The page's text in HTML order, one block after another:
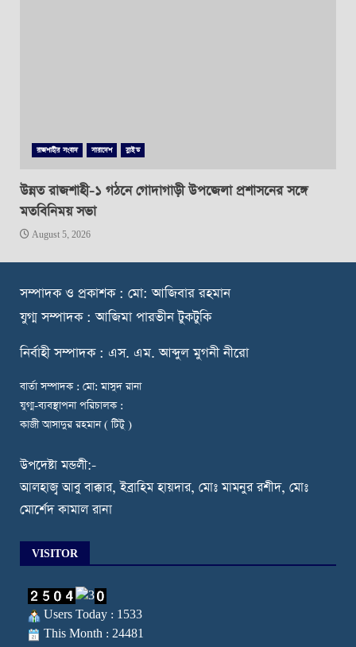
রাজশাহীর সংবাদ সারাদেশ স্লাইড
উন্নত রাজশাহী-১ গঠনে গোদাগাড়ী উপজেলা প্রশাসনের সঙ্গে
মতবিনিময় সভা
August 5, 2026
সম্পাদক ও প্রকাশক : মো: আজিবার রহমান
যুগ্ম সম্পাদক : আজিমা পারভীন টুকটুকি
নির্বাহী সম্পাদক : এস. এম. আব্দুল মুগনী নীরো
বার্তা সম্পাদক : মো: মাসুদ রানা
যুগ্ম-ব্যবস্থাপনা পরিচালক :
কাজী আসাদুর রহমান ( টিটু )
উপদেষ্টা মন্ডলী:-
আলহাজ্ব আবু বাক্কার, ইব্রাহিম হায়দার, মোঃ মামনুর রশীদ, মোঃ
মোর্শেদ কামাল রানা
VISITOR
Users Today : 1533
This Month : 24481